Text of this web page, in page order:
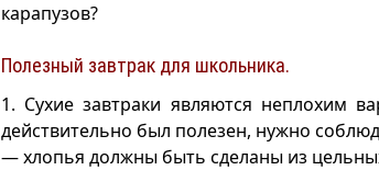
карапузов?
Полезный завтрак для школьника.
1. Сухие завтраки являются неплохим
действительно был полезен, нужно
— хлопья должны быть сделаны из